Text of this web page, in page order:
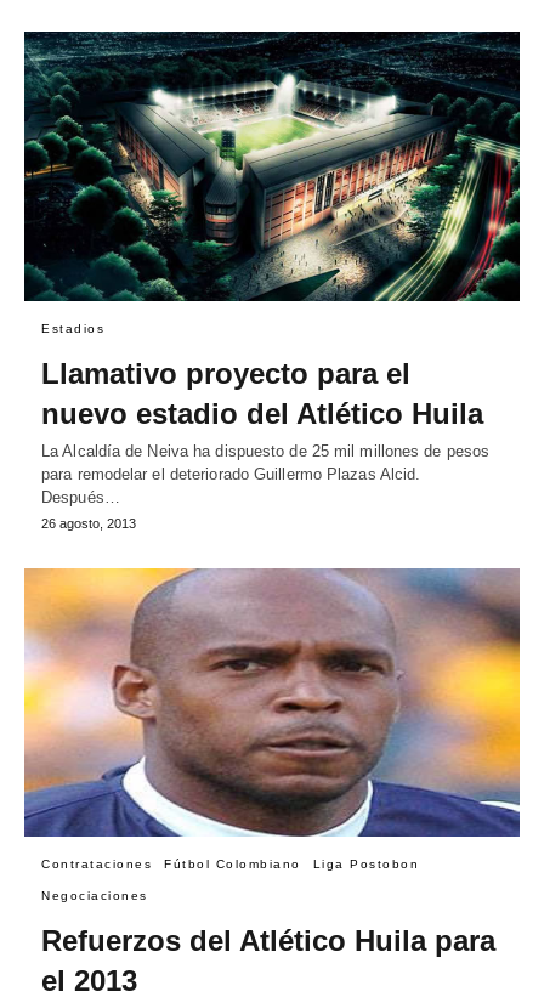
Estadios
Llamativo proyecto para el
nuevo estadio del Atlético Huila
La Alcaldía de Neiva ha dispuesto de 25 mil millones de pesos
para remodelar el deteriorado Guillermo Plazas Alcid.
Después…
26 agosto, 2013
Contrataciones Fútbol Colombiano Liga Postobon
Negociaciones
Refuerzos del Atlético Huila para
el 2013